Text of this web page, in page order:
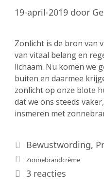
19-april-2019 door
Zonlicht is de bron van
van vitaal belang en
lichaam. Nu komen we
buiten en daarmee
zonlicht op onze blote
dat we ons steeds
insmeren met
Categorieën
Bewustwording,
Tags
Zonnebrandcrème
3 reacties